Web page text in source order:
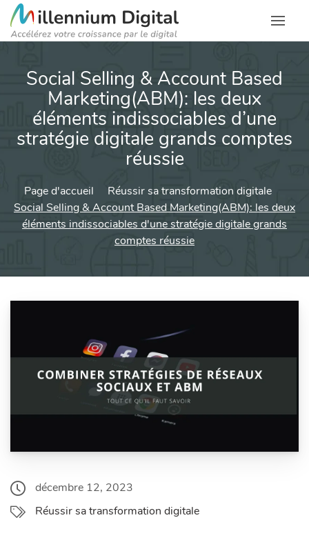
Social Selling & Account Based
Marketing(ABM): les deux
éléments indissociables d’une
stratégie digitale grands comptes
réussie
Page d'accueil
Réussir sa transformation digitale
Social Selling & Account Based Marketing(ABM): les deux
éléments indissociables d'une stratégie digitale grands
comptes réussie
décembre 12, 2023
Réussir sa transformation digitale